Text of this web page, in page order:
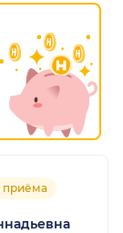
приёма